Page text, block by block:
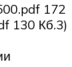
172
130 Кб.3)